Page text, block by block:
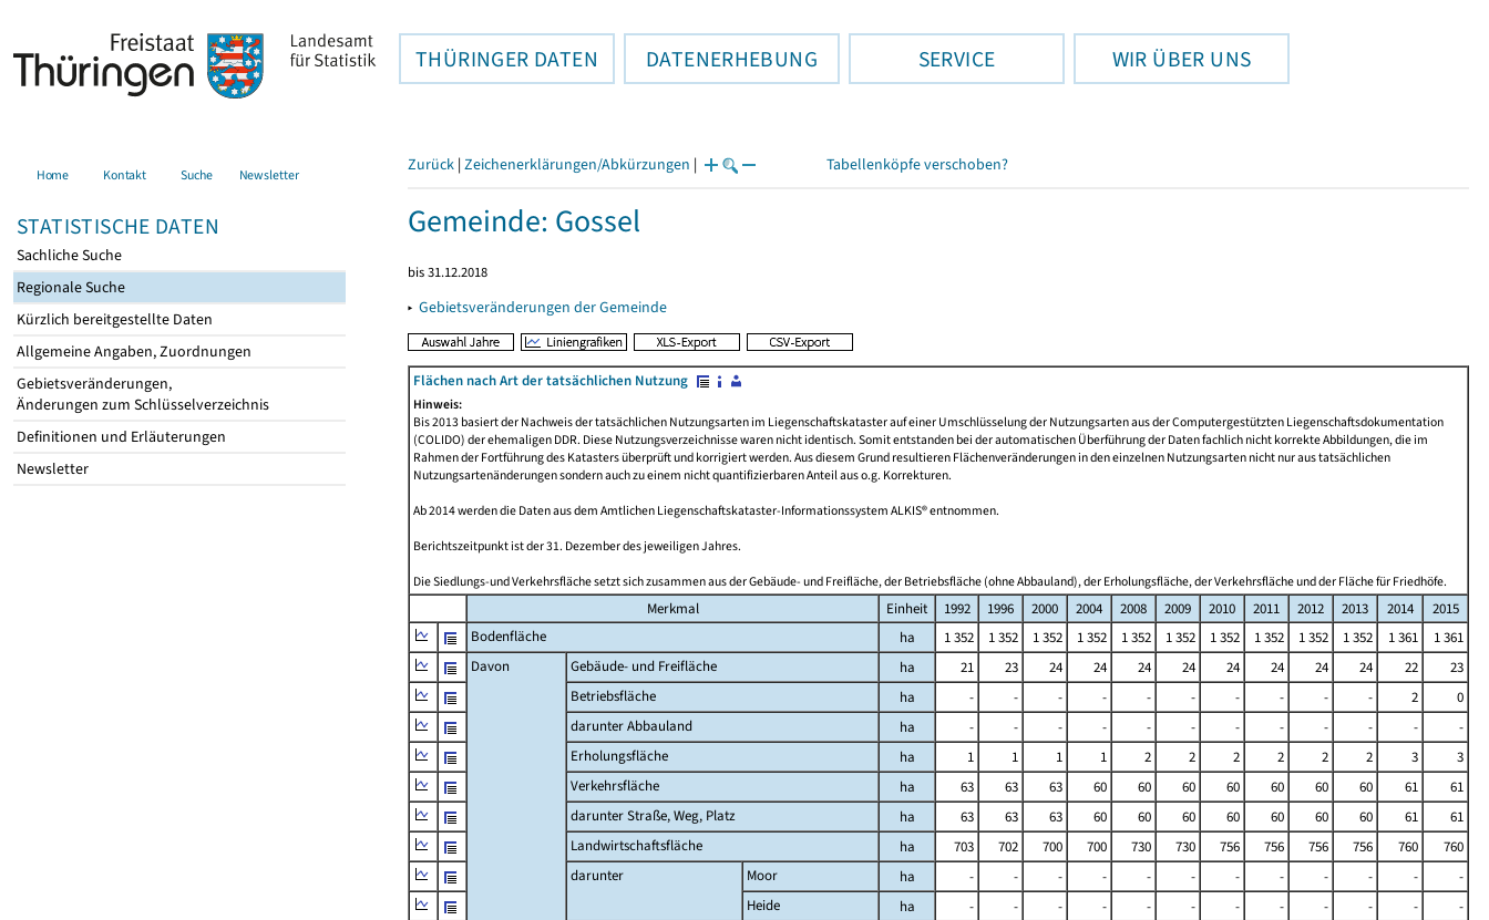
THÜRINGER DATEN DATENERHEBUNG SERVICE WIR ÜBER UNS
Home Kontakt Suche Newsletter
STATISTISCHE DATEN
Sachliche Suche
Regionale Suche
Kürzlich bereitgestellte Daten
Allgemeine Angaben, Zuordnungen
Gebietsveränderungen,
Änderungen zum Schlüsselverzeichnis
Definitionen und Erläuterungen
Newsletter
Zurück | Zeichenerklärungen/Abkürzungen | Tabellenköpfe verschoben?
Gemeinde: Gossel
bis 31.12.2018
▸ Gebietsveränderungen der Gemeinde
Flächen nach Art der tatsächlichen Nutzung
Hinweis:
Bis 2013 basiert der Nachweis der tatsächlichen Nutzungsarten im Liegenschaftskataster auf einer Umschlüsselung der Nutzungsarten aus der Computergestützten Liegenschaftsdokumentation
(COLIDO) der ehemaligen DDR. Diese Nutzungsverzeichnisse waren nicht identisch. Somit entstanden bei der automatischen Überführung der Daten fachlich nicht korrekte Abbildungen, die im
Rahmen der Fortführung des Katasters überprüft und korrigiert werden. Aus diesem Grund resultieren Flächenveränderungen in den einzelnen Nutzungsarten nicht nur aus tatsächlichen
Nutzungsartenänderungen sondern auch zu einem nicht quantifizierbaren Anteil aus o.g. Korrekturen.
Ab 2014 werden die Daten aus dem Amtlichen Liegenschaftskataster-Informationssystem ALKIS® entnommen.
Berichtszeitpunkt ist der 31. Dezember des jeweiligen Jahres.
Die Siedlungs-und Verkehrsfläche setzt sich zusammen aus der Gebäude- und Freifläche, der Betriebsfläche (ohne Abbauland), der Erholungsfläche, der Verkehrsfläche und der Fläche für Friedhöfe.
Merkmal Einheit 1992 1996 2000 2004 2008 2009 2010 2011 2012 2013 2014
2015
Bodenfläche
ha 1 352 1 352 1 352 1 352 1 352 1 352 1 352 1 352 1 352 1 352 1 361
1 361
Davon
Gebäude- und Freifläche ha 21 23 24 24 24 24 24 24 24 24 22
23
Betriebsfläche
ha - - - - - - - - - - 2
0
darunter Abbauland
ha - - - - - - - - - - -
-
Erholungsfläche
ha 1 1 1 1 2 2 2 2 2 2 3
3
Verkehrsfläche
ha 63 63 63 60 60 60 60 60 60 60 61
61
darunter Straße, Weg, Platz
ha 63 63 63 60 60 60 60 60 60 60 61
61
Landwirtschaftsfläche
ha 703 702 700 700 730 730 756 756 756 756 760
760
darunter
Moor ha - - - - - - - - - - -
-
Heide
ha - - - - - - - - - - -
-